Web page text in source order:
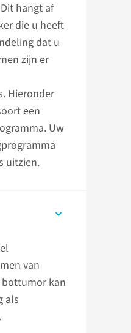
hangt af
die u heeft
dat u
zijn er
Hieronder
een
Uw
uitzien.
van
kan
als